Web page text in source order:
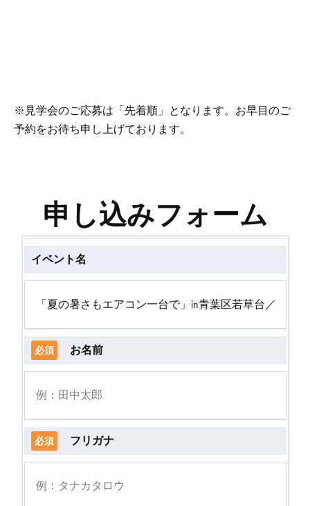
※見学会のご応募は「先着順」となります。お早目のご
予約をお待ち申し上げております。
申し込みフォーム
イベント名
必須 お名前
必須 フリガナ